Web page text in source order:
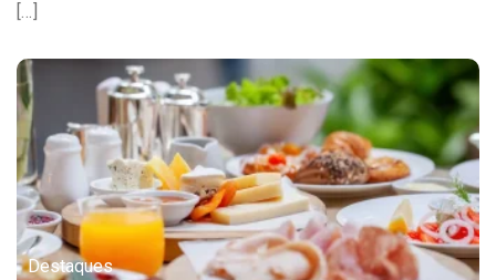
[…]
Destaques